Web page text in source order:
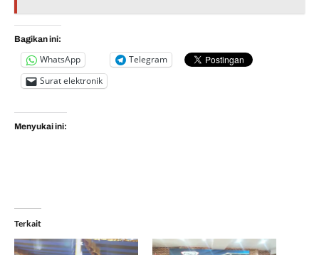
Bagikan ini:
WhatsApp
Telegram
Surat elektronik
Menyukai ini:
Terkait